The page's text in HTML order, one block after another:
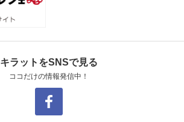
キラットをSNSで見る
ココだけの情報発信中！